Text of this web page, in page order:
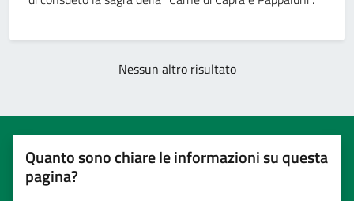
Nessun altro risultato
Quanto sono chiare le informazioni su questa
pagina?